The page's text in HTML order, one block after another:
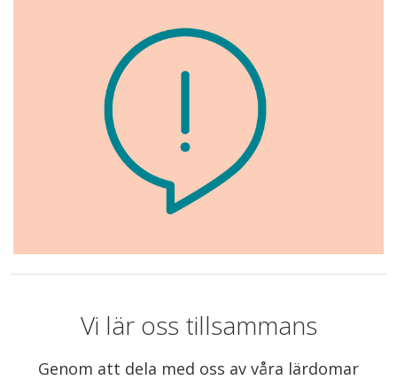
Vi lär oss tillsammans
Genom att dela med oss av våra lärdomar